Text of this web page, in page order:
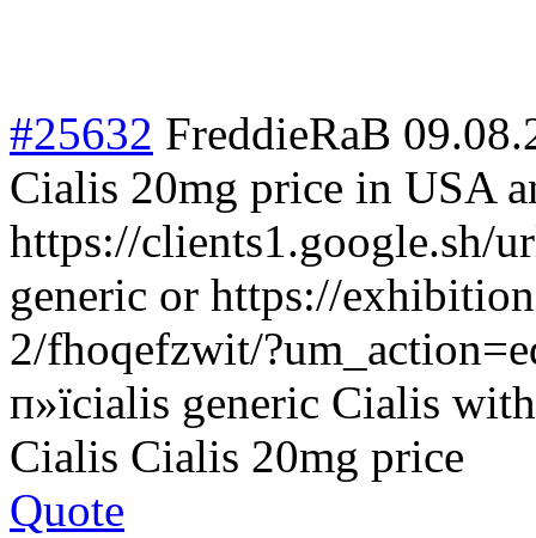
#25632 FreddieRaB
Cialis 20mg price in USA
https://clients1.google.sh/
generic or https://
2/fhoqefzwit/
п»їcialis generic Cialis
Cialis Cialis 20mg price
Quote